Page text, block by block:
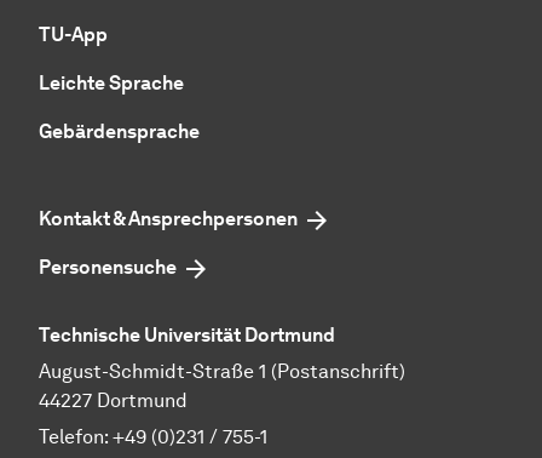
TU-App
Leichte Sprache
Gebärdensprache
Kontakt & Ansprechpersonen
Personensuche
Technische Universität Dortmund
August-Schmidt-Straße 1 (Postanschrift)
44227 Dortmund
Telefon: +49 (0)231 / 755-1